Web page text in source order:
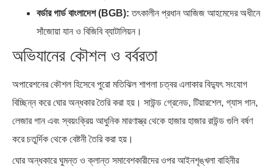
বর্ডার গার্ড বাংলাদেশ (BGB): তৎকালীন প্রধান আজিজ আহমেদের অধীনে
সাঁজোয়া যান ও বিজিবি ব্যাটালিয়ন।
অভিযানের কৌশল ও বর্বরতা
অপারেশনের কৌশল হিসেবে পুরো মতিঝিল শাপলা চত্বর এলাকার বিদ্যুৎ সংযোগ
বিচ্ছিন্ন করে ঘোর অন্ধকার তৈরি করা হয়। সাউন্ড গ্রেনেড, টিয়ারশেল, গ্যাস গান,
লেজার গান এবং স্বয়ংক্রিয় আধুনিক মারণাস্ত্র থেকে হাজার হাজার রাউন্ড গুলি বর্ষণ
করে চতুর্দিক থেকে বেষ্টনী তৈরি করা হয়।
ঘোর অন্ধকারে ঘুমন্ত ও ক্লান্ত সমাবেশকারীদের ওপর আইনশৃঙ্খলা বাহিনীর